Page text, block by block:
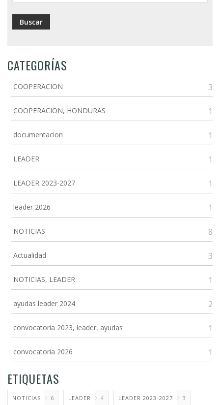
CATEGORÍAS
COOPERACION 3
COOPERACION, HONDURAS 1
documentacion 1
LEADER 1
LEADER 2023-2027 1
leader 2026 1
NOTICIAS 8
Actualidad 3
NOTICIAS, LEADER 1
ayudas leader 2024 2
convocatoria 2023, leader, ayudas 1
convocatoria 2026 1
ETIQUETAS
NOTICIAS 6 LEADER 4 LEADER 2023-2027 3